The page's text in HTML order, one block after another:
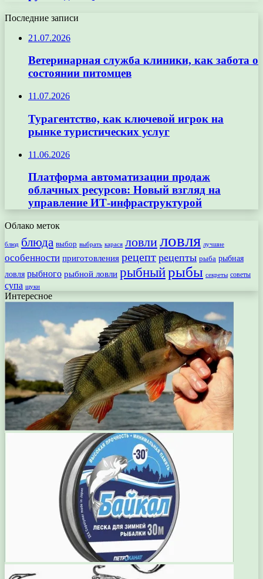
Последние записи
21.07.2026
Ветеринарная служба клиники, как забота о
состоянии питомцев
11.07.2026
Турагентство, как ключевой игрок на
рынке туристических услуг
11.06.2026
Платформа автоматизации продаж
облачных ресурсов: Новый взгляд на
управление ИТ-инфраструктурой
Облако меток
блюд блюда выбор выбрать карася ловлиловля лучшие
особенности приготовления рецепт рецепты рыба рыбная
ловля рыбного рыбной ловли рыбныйрыбы секреты советы
супа щуки
Интересное